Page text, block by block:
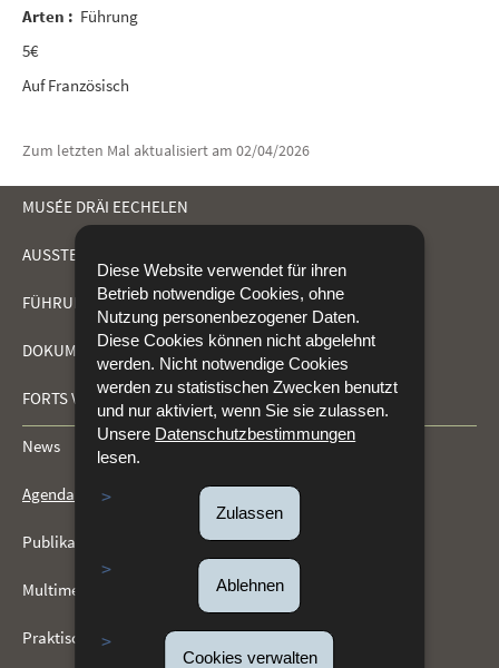
Diese Website verwendet für ihren
Betrieb notwendige Cookies, ohne
Nutzung personenbezogener Daten.
Diese Cookies können nicht abgelehnt
werden. Nicht notwendige Cookies
werden zu statistischen Zwecken benutzt
und nur aktiviert, wenn Sie sie zulassen.
Unsere Datenschutzbestimmungen
lesen.
Zulassen
Ablehnen
Cookies verwalten
Arten : Führung
5€
Auf Französisch
Zum letzten Mal aktualisiert am 02/04/2026
NAVIGATIONSMENÜ
MUSÉE DRÄI EECHELEN
AUSSTELLUNGEN
FÜHRUNGEN UND AKTIVITÄTEN
DOKUMENTATIONSZENTRUM (CDF)
FORTS VON KIRCHBERG
News
Agenda
Publikationen
Multimedia-Galerie
Praktische Informationen